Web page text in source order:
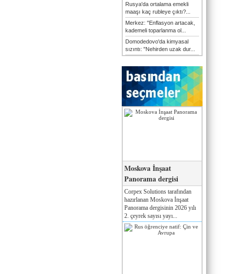
Rusya'da ortalama emekli
maaşı kaç rubleye çıktı?...
Merkez: "Enflasyon artacak,
kademeli toparlanma ol...
Domodedovo'da kimyasal
sızıntı: "Nehirden uzak dur...
Moskova İnşaat
Panorama dergisi
Corpex Solutions tarafından
hazırlanan Moskova İnşaat
Panorama dergisinin 2026 yılı
2. çeyrek sayısı yayı...